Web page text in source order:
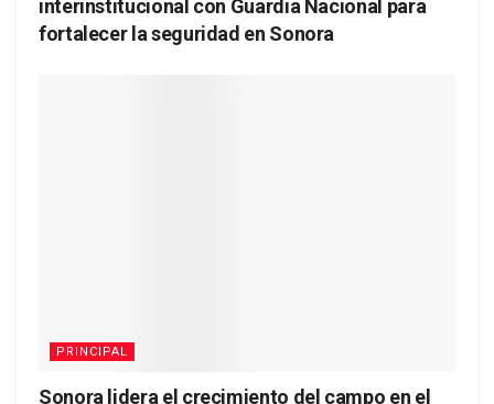
interinstitucional con Guardia Nacional para
fortalecer la seguridad en Sonora
PRINCIPAL
Sonora lidera el crecimiento del campo en el